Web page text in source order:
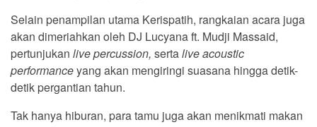
Selain penampilan utama Kerispatih, rangkaian acara juga
akan dimeriahkan oleh DJ Lucyana ft. Mudji Massaid,
pertunjukan live percussion, sertalive acoustic
performanceyang akan mengiringi suasana hingga detik-
detik pergantian tahun.
Tak hanya hiburan, para tamu juga akan menikmati makan